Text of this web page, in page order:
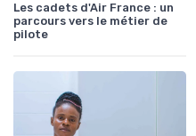
Les cadets d'Air France : un
parcours vers le métier de
pilote